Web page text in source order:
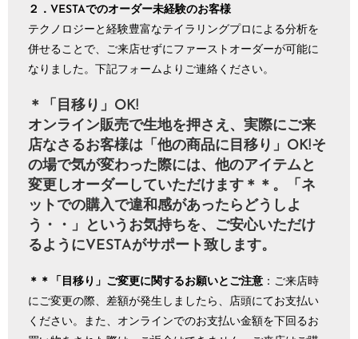
２．VESTAでのオーダー未経験のお客様
テクノロジーと経験豊富なテイラリングプロによる分析を
併せることで、ご来店せずにファーストオーダーが可能に
なりました。下記フォームよりご連絡ください。
＊「目移り」OK!
オンライン販売で生地を押さえ、実際にご来
店なさるお客様は「他の商品に目移り」OK!そ
の場で気が変わった際には、他のアイテムと
変更しオーダーしていただけます＊＊。「ネ
ットでの購入で違和感があったらどうしよ
う・・」というお気持ちを、ご安心いただけ
るようにVESTAがサポート致します。
＊＊「目移り」ご変更に関するお願いとご注意 ：ご来店時
にご変更の際、差額が発生しましたら、店頭にてお支払い
ください。また、オンラインでのお支払い金額を下回るお